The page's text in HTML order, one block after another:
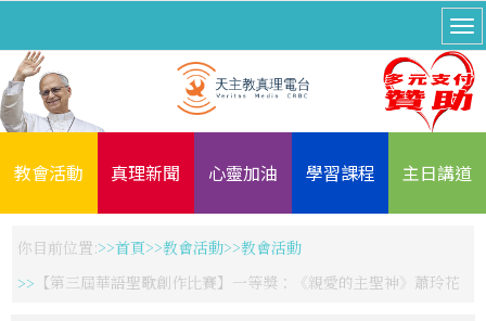
教會活動 真理新聞 心靈加油 學習課程 主日講道
你目前位置: 首頁 教會活動
教會活動
【第三屆華語聖歌創作比賽】一等獎：《親愛的主聖神》蕭玲花